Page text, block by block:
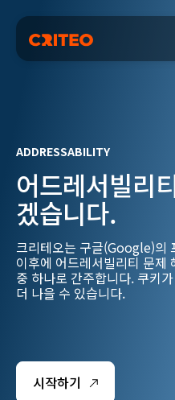
ADDRESSABILITY
어드레서빌리
겠습니다.
크리테오는 구글(Google)의
이후에 어드레서빌리티 문제
중 하나로 간주합니다. 쿠키
더 나을 수 있습니다.
시작하기